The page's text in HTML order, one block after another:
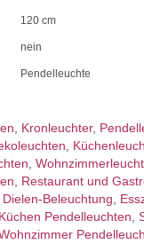
Kronleuchter,
Restaurant und
Beleuchtung
Küchen Pendelleuchten
120 cm
nein
Pendelleuchte